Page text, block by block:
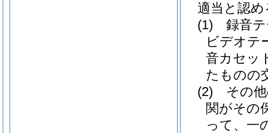
適当と認
(1)
録音
ビデオテ
音カセッ
たものの
(2)
その
関がその
って、一